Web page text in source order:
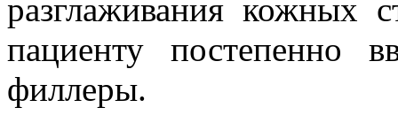
разглаживания кожных
пациенту постепенно
филлеры.